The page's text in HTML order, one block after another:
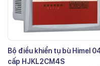
Bộ điều khiển tụ bù Himel
cấp HJKL2CM4S